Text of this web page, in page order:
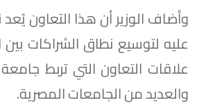
وأضاف الوزير أن هذا التعاون
عليه لتوسيع نطاق الشراكات بين
علاقات التعاون التي تربط جامعة
والعديد من الجامعات المصرية.